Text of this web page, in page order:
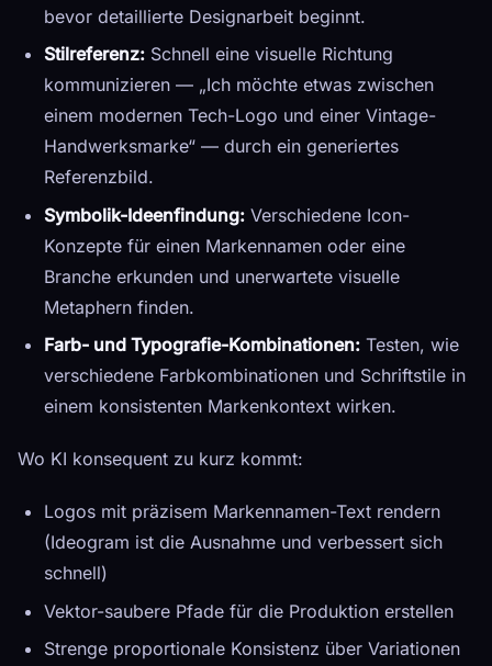
bevor detaillierte Designarbeit beginnt.
Stilreferenz: Schnell eine visuelle Richtung
kommunizieren — „Ich möchte etwas zwischen
einem modernen Tech-Logo und einer Vintage-
Handwerksmarke“ — durch ein generiertes
Referenzbild.
Symbolik-Ideenfindung: Verschiedene Icon-
Konzepte für einen Markennamen oder eine
Branche erkunden und unerwartete visuelle
Metaphern finden.
Farb- und Typografie-Kombinationen: Testen, wie
verschiedene Farbkombinationen und Schriftstile in
einem konsistenten Markenkontext wirken.
Wo KI konsequent zu kurz kommt:
Logos mit präzisem Markennamen-Text rendern
(Ideogram ist die Ausnahme und verbessert sich
schnell)
Vektor-saubere Pfade für die Produktion erstellen
Strenge proportionale Konsistenz über Variationen